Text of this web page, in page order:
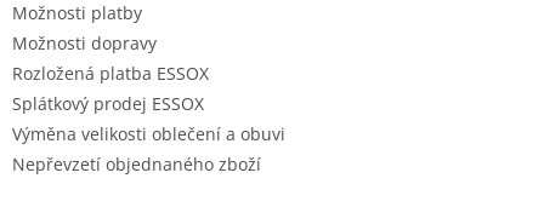
Možnosti platby
Možnosti dopravy
Rozložená platba ESSOX
Splátkový prodej ESSOX
Výměna velikosti oblečení a obuvi
Nepřevzetí objednaného zboží